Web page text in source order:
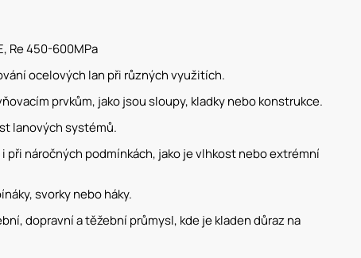
Re 450-600MPa
ocelových lan při různých využitích.
prvkům, jako jsou sloupy, kladky nebo konstrukce.
lanových systémů.
náročných podmínkách, jako je vlhkost nebo extrémní
svorky nebo háky.
dopravní a těžební průmysl, kde je kladen důraz na